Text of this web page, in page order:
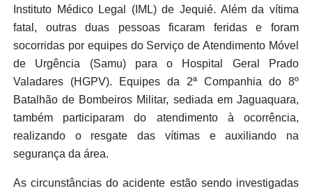
Instituto Médico Legal (IML) de Jequié. Além da vítima
fatal, outras duas pessoas ficaram feridas e foram
socorridas por equipes do Serviço de Atendimento Móvel
de Urgência (Samu) para o Hospital Geral Prado
Valadares (HGPV). Equipes da 2ª Companhia do 8º
Batalhão de Bombeiros Militar, sediada em Jaguaquara,
também participaram do atendimento à ocorrência,
realizando o resgate das vítimas e auxiliando na
segurança da área.
As circunstâncias do acidente estão sendo investigadas